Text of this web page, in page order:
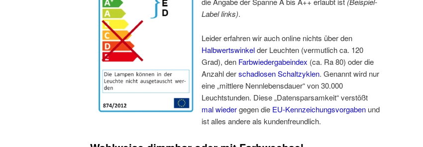
Label links).
Leider erfahren wir auch online nichts über den
Halbwertswinkelder Leuchten (vermutlich ca. 120
Grad), den Farbwiedergabeindex (ca. Ra 80) oder die
Anzahl derschadlosen Schaltzyklen. Genannt wird nur
eine „mittlere Nennlebensdauer“ von 30.000
Leuchtstunden. Diese „Datensparsamkeit“ verstößt
mal wiedergegen die EU-Kennzeichungsvorgaben und
ist alles andere als kundenfreundlich.